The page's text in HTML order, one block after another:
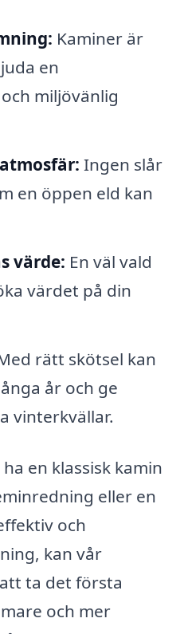
Kaminer är
en
miljövänlig
Ingen slår
en öppen eld kan
värde: En väl vald
värdet på din
rätt skötsel kan
år och ge
vinterkvällar.
en klassisk kamin
eller en
och
kan vår
ta det första
och mer